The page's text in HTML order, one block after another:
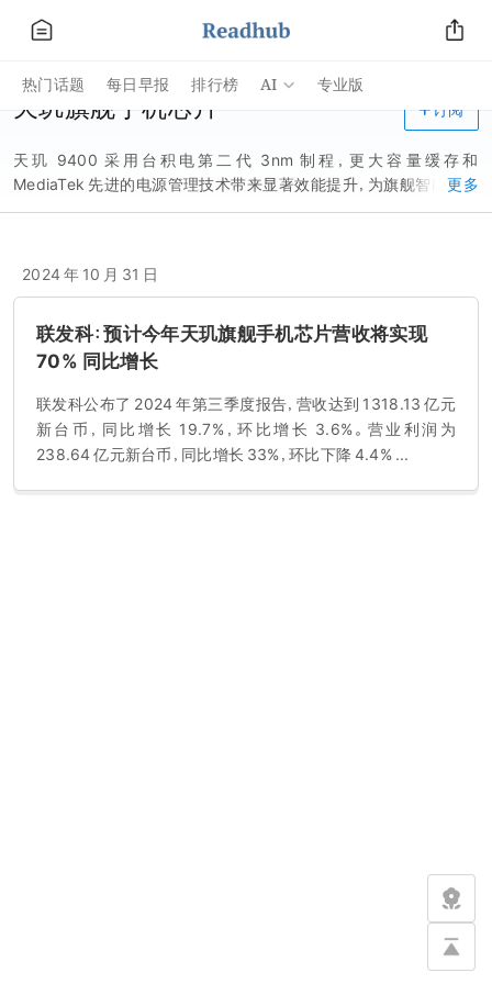
热门话题 每日早报 排行榜 AI 专业版
天玑旗舰手机芯片
天玑 9400 采用台积电第二代 3nm 制程，更大容量缓存和
MediaTek 先进的电源管理技术带来显著效能提升，为旗舰智能手机
赋予卓越新体验。 功耗节省可达 40% *。 支持更快的内存。
更多
订阅
2024 年 10 月 31 日
联发科：预计今年天玑旗舰手机芯片营收将实现
70% 同比增长
联发科公布了 2024 年第三季度报告，营收达到 1318.13 亿元
新台币，同比增长 19.7%，环比增长 3.6%。营业利润为
238.64 亿元新台币，同比增长 33%，环比下降 4.4% ...